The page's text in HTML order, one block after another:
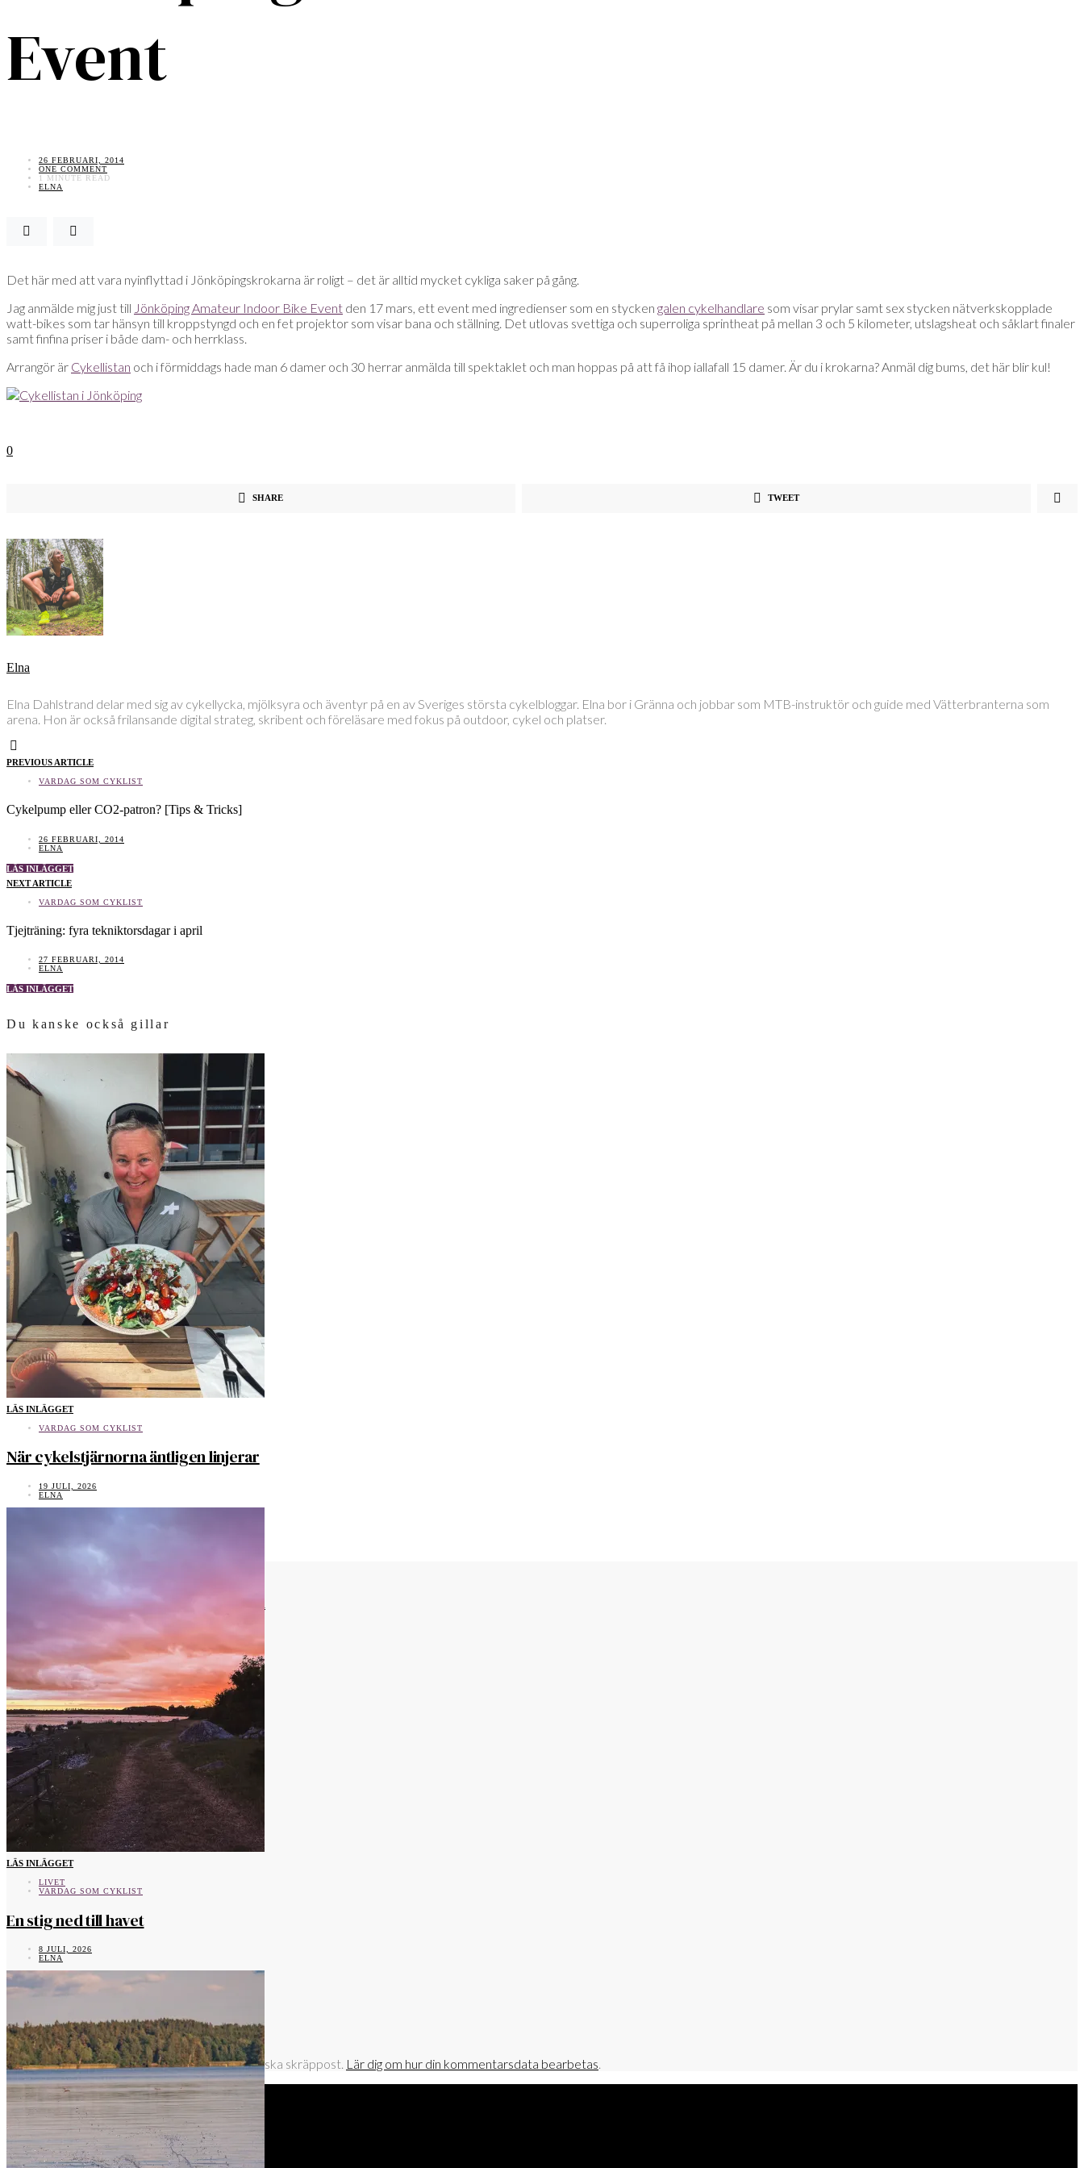
Event
26 FEBRUARI, 2014
ONE COMMENT
1 MINUTE READ
ELNA
Det här med att vara nyinflyttad i Jönköpingskrokarna är roligt – det är alltid mycket cykliga saker på gång.
Jag anmälde mig just till Jönköping Amateur Indoor Bike Event den 17 mars, ett event med ingredienser som en stycken galen cykelhandlare som visar prylar samt sex stycken nätverkskopplade
watt-bikes som tar hänsyn till kroppstyngd och en fet projektor som visar bana och ställning. Det utlovas svettiga och superroliga sprintheat på mellan 3 och 5 kilometer, utslagsheat och såklart finaler
samt finfina priser i både dam- och herrklass.
Arrangör är Cykellistan och i förmiddags hade man 6 damer och 30 herrar anmälda till spektaklet och man hoppas på att få ihop iallafall 15 damer. Är du i krokarna? Anmäl dig bums, det här blir kul!
0
SHARE TWEET
Elna
Elna Dahlstrand delar med sig av cykellycka, mjölksyra och äventyr på en av Sveriges största cykelbloggar. Elna bor i Gränna och jobbar som MTB-instruktör och guide med Vätterbranterna som
arena. Hon är också frilansande digital strateg, skribent och föreläsare med fokus på outdoor, cykel och platser.
PREVIOUS ARTICLE
VARDAG SOM CYKLIST
Cykelpump eller CO2-patron? [Tips & Tricks]
26 FEBRUARI, 2014
ELNA
LÄS INLÄGGET
NEXT ARTICLE
VARDAG SOM CYKLIST
Tjejträning: fyra tekniktorsdagar i april
27 FEBRUARI, 2014
ELNA
LÄS INLÄGGET
Du kanske också gillar
LÄS INLÄGGET
VARDAG SOM CYKLIST
När cykelstjärnorna äntligen linjerar
19 JULI, 2026
ELNA
LÄS INLÄGGET
LIVET
VARDAG SOM CYKLIST
En stig ned till havet
8 JULI, 2026
ELNA
Pingback:Tusen meter watt | elna dahlstrand
Vad tycker du?
Denna webbplats använder Akismet för att minska skräppost. Lär dig om hur din kommentarsdata bearbetas.
MTB-KURSER & COACHNING
KONTAKT/PR
CYKELPODD
OM ELNA